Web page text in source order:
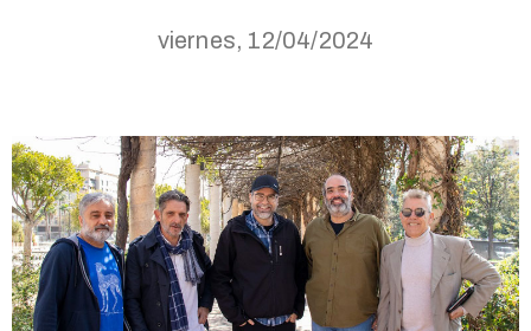
viernes, 12/04/2024